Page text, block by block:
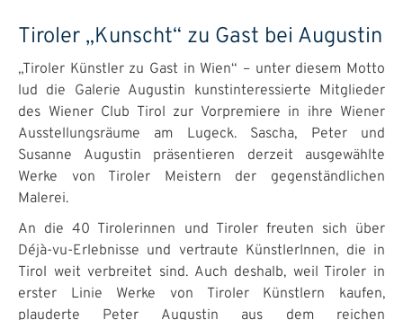
Tiroler „Kunscht“ zu Gast bei Augustin
„Tiroler Künstler zu Gast in Wien“ – unter diesem Motto
lud die Galerie Augustin kunstinteressierte Mitglieder
des Wiener Club Tirol zur Vorpremiere in ihre Wiener
Ausstellungsräume am Lugeck. Sascha, Peter und
Susanne Augustin präsentieren derzeit ausgewählte
Werke von Tiroler Meistern der gegenständlichen
Malerei.
An die 40 Tirolerinnen und Tiroler freuten sich über
Déjà-vu-Erlebnisse und vertraute KünstlerInnen, die in
Tirol weit verbreitet sind. Auch deshalb, weil Tiroler in
erster Linie Werke von Tiroler Künstlern kaufen,
plauderte Peter Augustin aus dem reichen